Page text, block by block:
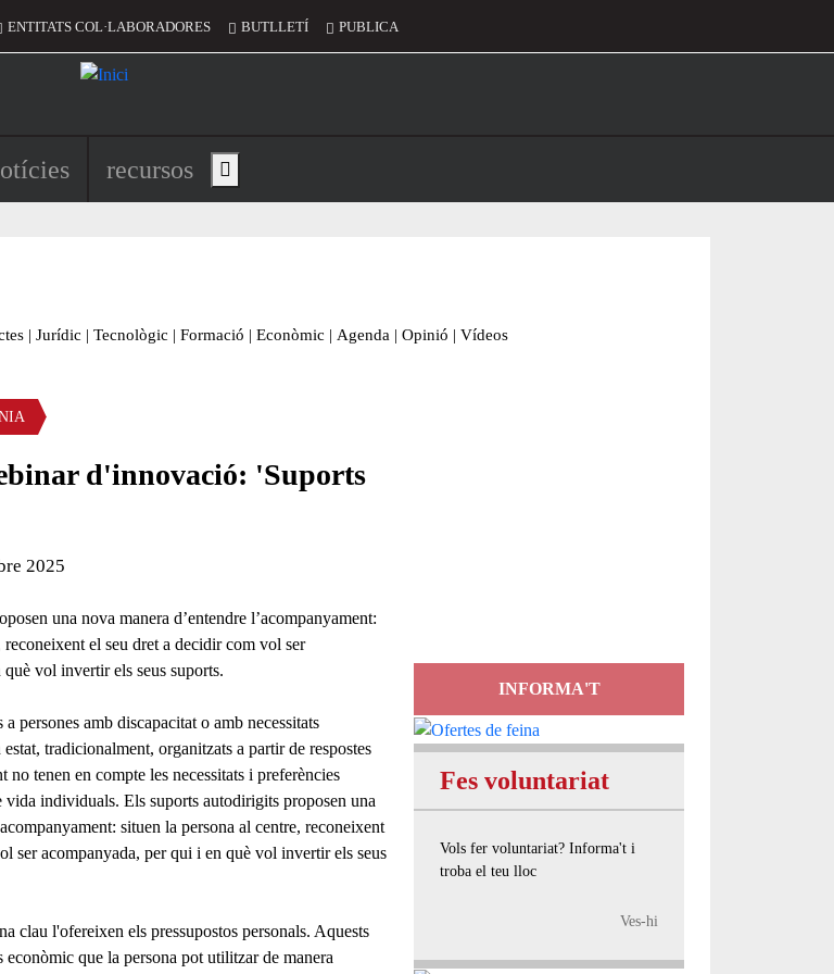
d'usuari
ENTITATS COL·LABORADORES BUTLLETÍ PUBLICA
principal de l'encapçalament
recursos Show main menu
| Jurídic | Tecnològic | Formació | Econòmic | Agenda | Opinió | Vídeos
d'innovació: 'Suports
2025
una nova manera d’entendre l’acompanyament:
reconeixent el seu dret a decidir com vol ser
vol invertir els seus suports.
persones amb discapacitat o amb necessitats
tradicionalment, organitzats a partir de respostes
no tenen en compte les necessitats i preferències
vida individuals. Els suports autodirigitsproposen una
situen la persona al centre, reconeixent
ser acompanyada, per qui i en què vol invertir els seus
clau l'ofereixen els pressupostos personals. Aquests
econòmic que la persona pot utilitzar de manera
INFORMA'T
Fes voluntariat
Vols fer voluntariat? Informa't i
troba el teu lloc
Ves-hi